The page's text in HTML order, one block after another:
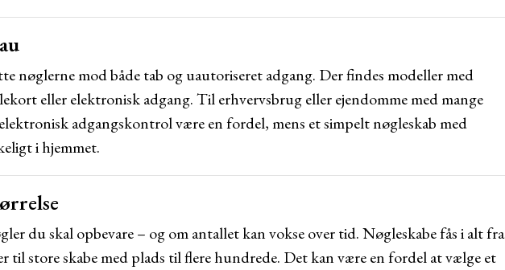
nøglerne mod både tab og uautoriseret adgang. Der findes modeller med
eller elektronisk adgang. Til erhvervsbrug eller ejendomme med mange
adgangskontrol være en fordel, mens et simpelt nøgleskab med
i hjemmet.
du skal opbevare – og om antallet kan vokse over tid. Nøgleskabe fås i alt fra
til store skabe med plads til flere hundrede. Det kan være en fordel at vælge et